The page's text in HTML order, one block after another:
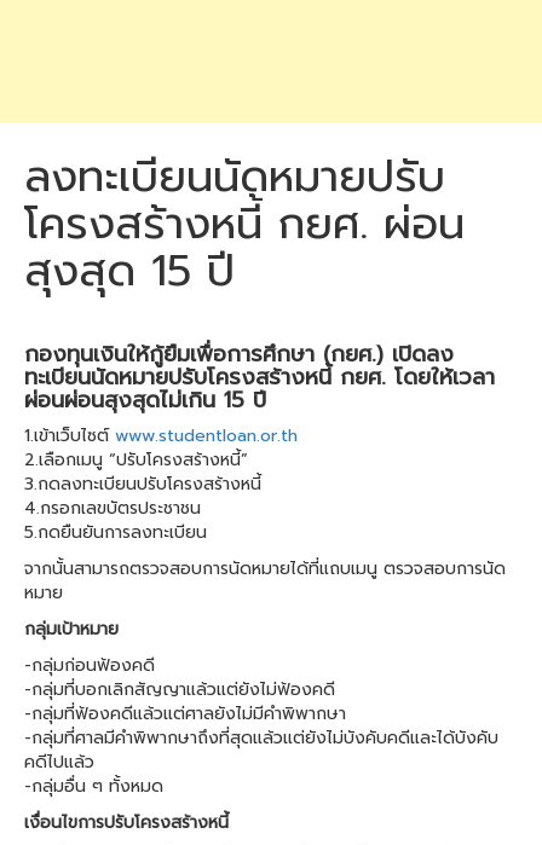
ลงทะเบียนนัดหมายปรับ
โครงสร้างหนี้ กยศ. ผ่อน
สุงสุด 15 ปี
กองทุนเงินให้กู้ยืมเพื่อการศึกษา (กยศ.) เปิดลง
ทะเบียนนัดหมายปรับโครงสร้างหนี้ กยศ. โดยให้เวลา
ผ่อนผ่อนสุงสุดไม่เกิน 15 ปี
1.เข้าเว็บไซต์www.studentloan.or.th
2.เลือกเมนู “ปรับโครงสร้างหนี้”
3.กดลงทะเบียนปรับโครงสร้างหนี้
4.กรอกเลขบัตรประชาชน
5.กดยืนยันการลงทะเบียน
จากนั้นสามารถตรวจสอบการนัดหมายได้ที่แถบเมนู ตรวจสอบการนัด
หมาย
กลุ่มเป้าหมาย
-กลุ่มก่อนฟ้องคดี
-กลุ่มที่บอกเลิกสัญญาแล้วแต่ยังไม่ฟ้องคดี
-กลุ่มที่ฟ้องคดีแล้วแต่ศาลยังไม่มีคำพิพากษา
-กลุ่มที่ศาลมีคำพิพากษาถึงที่สุดแล้วแต่ยังไม่บังคับคดีและได้บังคับ
คดีไปแล้ว
-กลุ่มอื่น ๆ ทั้งหมด
เงื่อนไขการปรับโครงสร้างหนี้